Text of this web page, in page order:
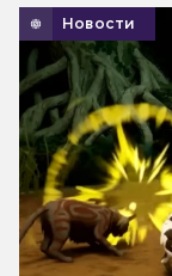
Новости